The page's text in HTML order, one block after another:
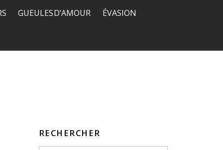
GUEULES D’AMOUR ÉVASION
RECHERCHER